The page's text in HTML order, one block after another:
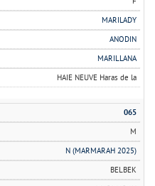
MARILADY
ANODIN
MARILLANA
HAIE NEUVE Haras de la
065
M
N (MARMARAH 2025)
BELBEK